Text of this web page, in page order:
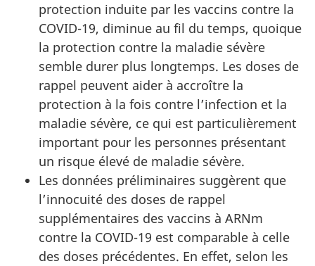
protection induite par les vaccins contre la
COVID-19, diminue au fil du temps, quoique
la protection contre la maladie sévère
semble durer plus longtemps. Les doses de
rappel peuvent aider à accroître la
protection à la fois contre l’infection et la
maladie sévère, ce qui est particulièrement
important pour les personnes présentant
un risque élevé de maladie sévère.
Les données préliminaires suggèrent que
l’innocuité des doses de rappel
supplémentaires des vaccins à ARNm
contre la COVID-19 est comparable à celle
des doses précédentes. En effet, selon les